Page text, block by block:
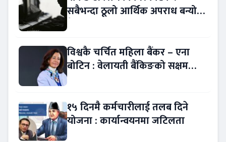
सबैभन्दा ठूलो आर्थिक अपराध बन्यो
विश्वकै चर्चित महिला बैंकर – एना
बोटिन : वेलायती बैंकिङको सक्षम
१५ दिनमै कर्मचारीलाई तलब दिने
योजना : कार्यान्वयनमा जटिलता